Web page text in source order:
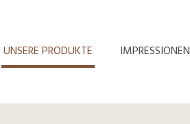
UNSERE PRODUKTE IMPRESSIONEN